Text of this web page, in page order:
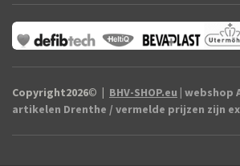
Copyright2026© | BHV-SHOP.eu | webshop
artikelen Drenthe / vermelde prijzen zijn